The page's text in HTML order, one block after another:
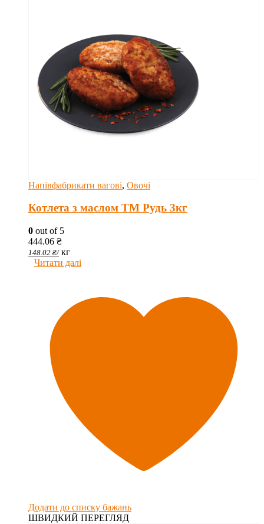
Напівфабрикати вагові, Овочі
Котлета з маслом ТМ Рудь 3кг
0 out of 5
444.06 ₴
148.02 ₴/ кг
Читати далі
Додати до списку бажань
ШВИДКИЙ ПЕРЕГЛЯД